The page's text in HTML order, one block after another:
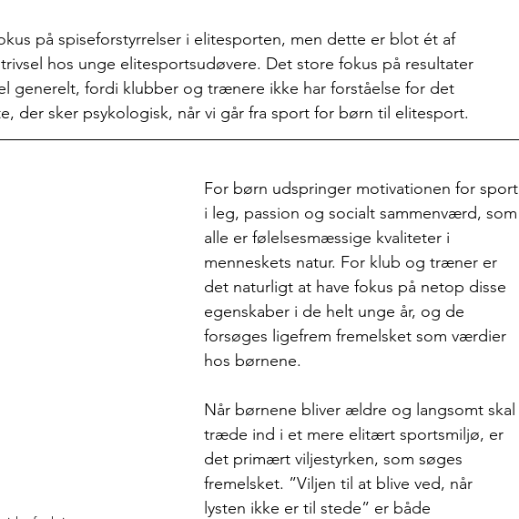
på spiseforstyrrelser i elitesporten, men dette er blot ét af
hos unge elitesportsudøvere. Det store fokus på resultater
generelt, fordi klubber og trænere ikke har forståelse for det
der sker psykologisk, når vi går fra sport for børn til elitesport.
For børn udspringer motivationen for sport
i leg, passion og socialt sammenværd, som
alle er følelsesmæssige kvaliteter i
menneskets natur. For klub og træner er
det naturligt at have fokus på netop disse
egenskaber i de helt unge år, og de
forsøges ligefrem fremelsket som værdier
hos børnene.
Når børnene bliver ældre og langsomt skal
træde ind i et mere elitært sportsmiljø, er
det primært viljestyrken, som søges
fremelsket. ”Viljen til at blive ved, når
lysten ikke er til stede” er både